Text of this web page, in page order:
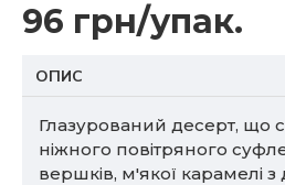
96 грн/упак.
ОПИС
Глазурований десерт, що
ніжного повітряного
вершків, м'якої карамелі